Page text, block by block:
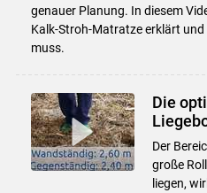
genauer Planung. In diesem
Kalk-Stroh-Matratze erklärt
muss.
Die
Der
große
liegen,